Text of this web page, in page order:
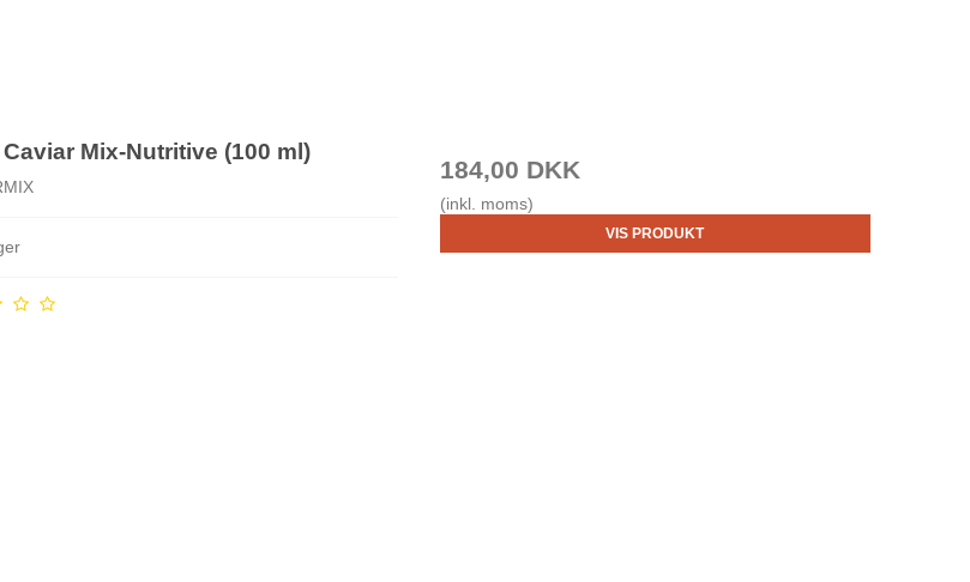
Mix-Nutritive (100 ml)
184,00 DKK
(inkl. moms)
VIS PRODUKT